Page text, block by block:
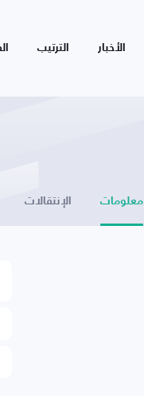
الأخبار الترتيب
معلومات الإنتقالات